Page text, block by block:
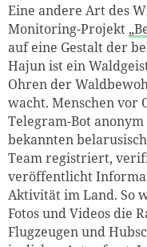
Eine andere Art des
Monitoring-Projekt
auf eine Gestalt der
Hajun ist ein
Ohren der
wacht. Menschen
Telegram-Bot
bekannten
Team registriert,
veröffentlicht
Aktivität im Land. So
Fotos und Videos die
Flugzeugen und